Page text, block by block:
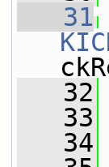
   31
   32
   33
   34